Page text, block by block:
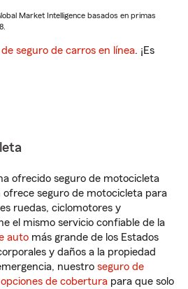
Market Intelligence basados en primas
seguro de carros en línea. ¡Es
ofrecido seguro de motocicleta
ofrece seguro de motocicleta para
ruedas, ciclomotores y
el mismo servicio confiable de la
auto más grande de los Estados
y daños a la propiedad
nuestro seguro de
de cobertura para que solo